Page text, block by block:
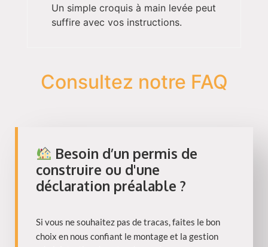
Un simple croquis à main levée peut
suffire avec vos instructions.
Consultez notre FAQ
Besoin d’un permis de
construire ou d'une
déclaration préalable ?
Si vous ne souhaitez pas de tracas, faites le bon
choix en nous confiant le montage et la gestion